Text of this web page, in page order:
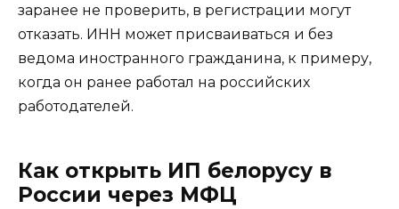
заранее не проверить, в регистрации могут
отказать. ИНН может присваиваться и без
ведома иностранного гражданина, к примеру,
когда он ранее работал на российских
работодателей.
Как открыть ИП белорусу в
России через МФЦ